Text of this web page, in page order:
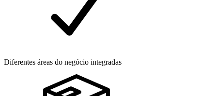
Diferentes áreas do negócio integradas